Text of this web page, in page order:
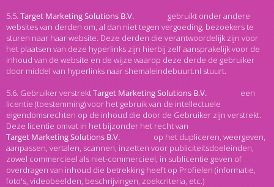
5.5.
gebruikt onder andere
websites van derden om, al dan niet tegen vergoeding, bezoekers te
sturen naar haar website. Deze derden die verantwoordelijk zijn voor
het plaatsen van deze hyperlinks zijn hierbij zelf aansprakelijk voor de
inhoud van de website en de wijze waarop deze derde de gebruiker
door middel van hyperlinks naar shemaleindebuurt.nl stuurt.
5.6. Gebruiker verstrekt
een
licentie (toestemming) voor het gebruik van de intellectuele
eigendomsrechten op de inhoud die door de Gebruiker zijn verstrekt.
Deze licentie omvat in het bijzonder het recht van
op het dupliceren, weergeven,
aanpassen, vertalen, scannen, inzetten voor publiciteitsdoeleinden,
zowel commercieel als niet-commercieel, in sublicentie geven of
overdragen van inhoud die betrekking heeft op Profielen (informatie,
foto's, videobeelden, beschrijvingen, zoekcriteria, etc.)